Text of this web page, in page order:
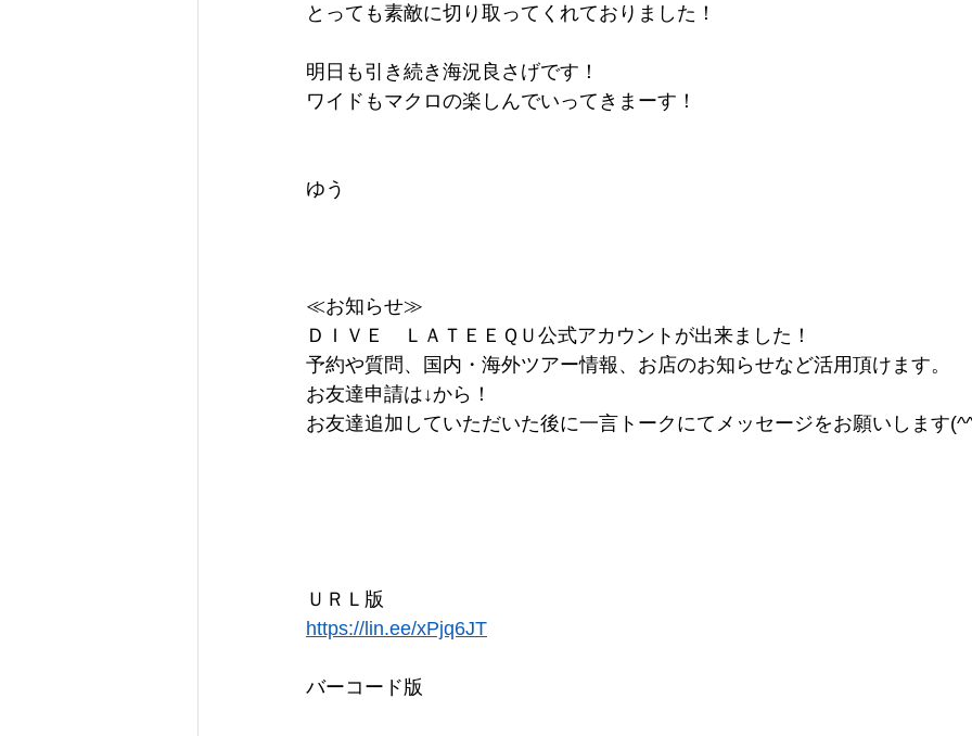
とっても素敵に切り取ってくれておりました！
明日も引き続き海況良さげです！
ワイドもマクロの楽しんでいってきまーす！
ゆう
≪お知らせ≫
ＤＩＶＥ　ＬＡＴＥＥＱＵ公式アカウントが出来ました！
予約や質問、国内・海外ツアー情報、お店のお知らせなど活用頂けます。
お友達申請は↓から！
お友達追加していただいた後に一言トークにてメッセージをお願いします
ＵＲＬ版
https://lin.ee/xPjq6JT
バーコード版